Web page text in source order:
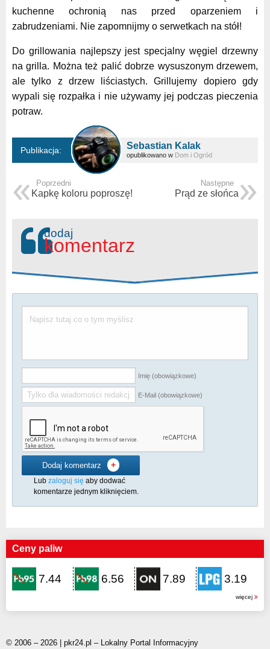
kuchenne ochronią nas przed oparzeniem i
zabrudzeniami. Nie zapomnijmy o serwetkach na stół!
Do grillowania najlepszy jest specjalny węgiel drzewny
na grilla. Można też palić dobrze wysuszonym drzewem,
ale tylko z drzew liściastych. Grillujemy dopiero gdy
wypali się rozpałka i nie używamy jej podczas pieczenia
potraw.
Publikacja: Sebastian Kalak
opublikowano w Dom i Ogród
Poprzedni
Kapkę koloru poproszę!
Następne
Prąd ze słońca
dodaj
komentarz
Imię (obowiązkowe)
E-Mail (obowiązkowe)
Dodaj komentarz +
Lub zaloguj się aby dodwać
komentarze jednym kliknięciem.
Ceny paliw
7.44 6.56 7.89 3.19
więcej
© 2006 – 2026 | pkr24.pl – Lokalny Portal Informacyjny